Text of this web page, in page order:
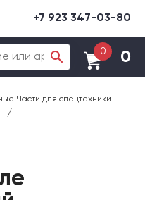
+7 923 347-03-80
0 0
Части для спецтехники
/